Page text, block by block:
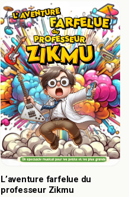
L’aventure farfelue du
professeur Zikmu